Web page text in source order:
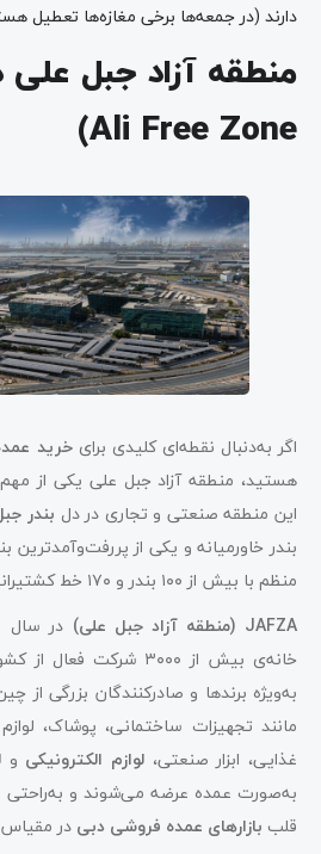
دارند (در جمعه‌ها برخی مغازه‌ها تعطیل
Ali Free Zone)
اگر به‌دنبال نقطه‌ای کلیدی برایخرید
هستید، منطقه آزاد جبل علی یکی از
این منطقه صنعتی و تجاری در دل بندر
بندر خاورمیانه و یکی از پررفت‌وآمدترین
منظم با بیش از ۱۰۰ بندر و ۱۷۰ خط کشتیرانی بین‌المللی.
JAFZA (منطقه آزاد جبل علی)
خانه‌ی بیش از ۳۰۰۰
به‌ویژه برندها و صادرکنندگان بزرگی از
مانند تجهیزات ساختمانی، پوشاک،
غذایی، ابزار صنعتی،لوازم الکترونیکی و
به‌صورت عمده عرضه می‌شوند و
قلب بازارهای عمده فروشی دبی در